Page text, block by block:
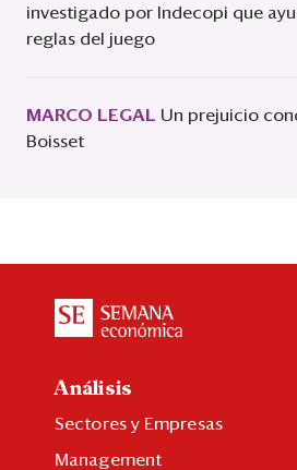
investigado por Indecopi que
reglas del juego
MARCO LEGAL Un prejuicio
Boisset
Análisis
Sectores y Empresas
Management